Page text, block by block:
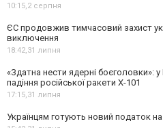
10:15,2 серпня
ЄС продовжив тимчасовий захист
виключення
18:42,31 липня
«Здатна нести ядерні боєголовки»:
падіння російської ракети Х-101
17:15,31 липня
Українцям готують новий податок